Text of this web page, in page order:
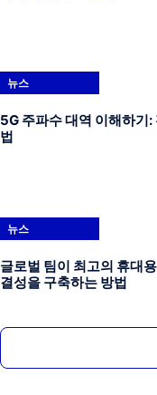
뉴스
5G 주파수 대역 이해하기
법
뉴스
글로벌 팀이 최고의 휴대
결성을 구축하는 방법